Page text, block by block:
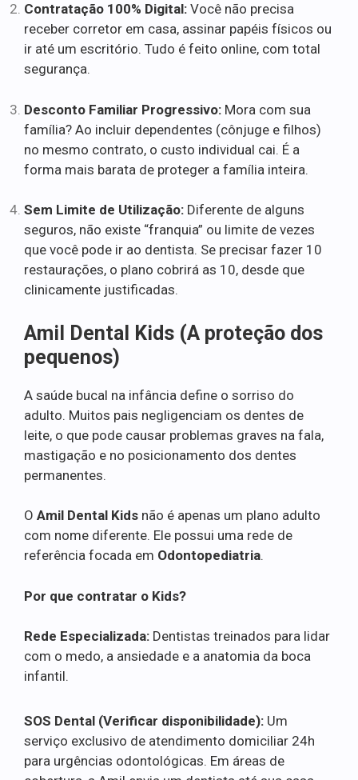
Contratação 100% Digital: Você não precisa
receber corretor em casa, assinar papéis físicos ou
ir até um escritório. Tudo é feito online, com total
segurança.
Desconto Familiar Progressivo: Mora com sua
família? Ao incluir dependentes (cônjuge e filhos)
no mesmo contrato, o custo individual cai. É a
forma mais barata de proteger a família inteira.
Sem Limite de Utilização: Diferente de alguns
seguros, não existe “franquia” ou limite de vezes
que você pode ir ao dentista. Se precisar fazer 10
restaurações, o plano cobrirá as 10, desde que
clinicamente justificadas.
Amil Dental Kids (A proteção dos
pequenos)
A saúde bucal na infância define o sorriso do
adulto. Muitos pais negligenciam os dentes de
leite, o que pode causar problemas graves na fala,
mastigação e no posicionamento dos dentes
permanentes.
O Amil Dental Kids não é apenas um plano adulto
com nome diferente. Ele possui uma rede de
referência focada em Odontopediatria.
Por que contratar o Kids?
Rede Especializada: Dentistas treinados para lidar
com o medo, a ansiedade e a anatomia da boca
infantil.
SOS Dental (Verificar disponibilidade): Um
serviço exclusivo de atendimento domiciliar 24h
para urgências odontológicas. Em áreas de